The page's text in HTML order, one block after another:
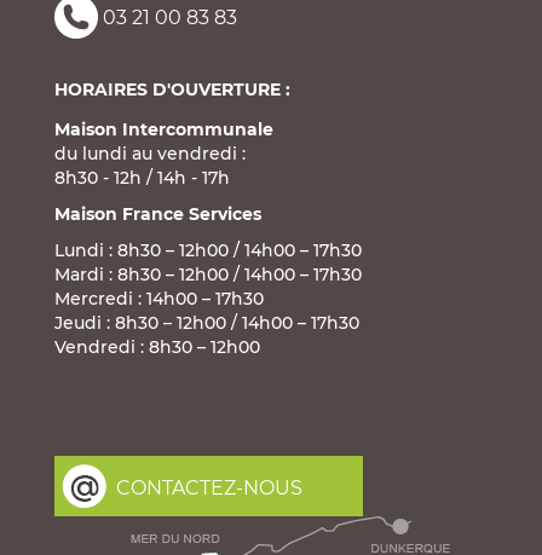
03 21 00 83 83
HORAIRES D'OUVERTURE :
Maison Intercommunale
du lundi au vendredi :
8h30 - 12h / 14h - 17h
Maison France Services
Lundi : 8h30 – 12h00 / 14h00 – 17h30
Mardi : 8h30 – 12h00 / 14h00 – 17h30
Mercredi : 14h00 – 17h30
Jeudi : 8h30 – 12h00 / 14h00 – 17h30
Vendredi : 8h30 – 12h00
CONTACTEZ-NOUS